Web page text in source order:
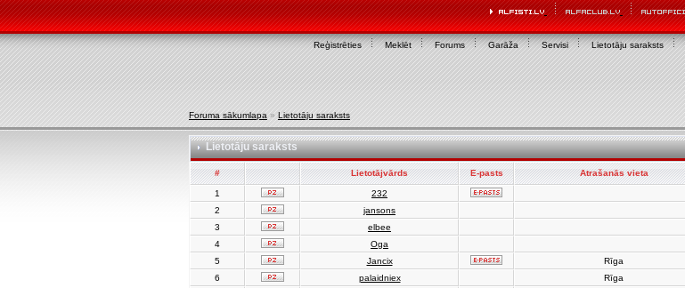
Reģistrēties Meklēt Forums Garāža Servisi Lietotāju saraksts
Foruma sākumlapa » Lietotāju saraksts
Lietotāju saraksts
# Lietotājvārds E-pasts Atrašanās vieta
1 232
2
jansons
3
elbee
4
Oga
5
Jancix Rīga
6
palaidniex Rīga